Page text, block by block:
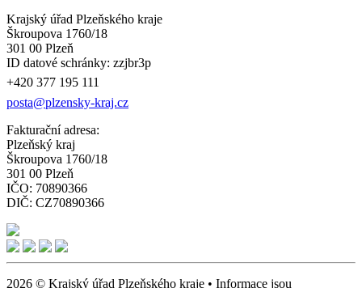
Krajský úřad Plzeňského kraje
Škroupova 1760/18
301 00 Plzeň
ID datové schránky: zzjbr3p
+420 377 195 111
posta@plzensky-kraj.cz
Fakturační adresa:
Plzeňský kraj
Škroupova 1760/18
301 00 Plzeň
IČO: 70890366
DIČ: CZ70890366
2026 © Krajský úřad Plzeňského kraje • Informace jsou